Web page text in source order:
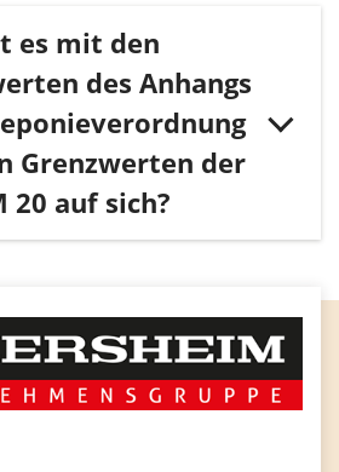
es mit den
des Anhangs
Grenzwerten der
20 auf sich?